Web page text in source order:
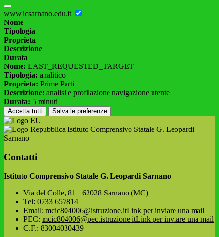
www.icsarnano.edu.it
Nome
Tipologia
Proprieta
Descrizione
Durata
Nome: LAST_REQUESTED_TARGET
Tipologia: analitico
Proprieta: Prime Parti
Descrizione: analisi e profilazione navigazione utente
Durata: 5 minuti
Accetta tutti Salva le preferenze
Istituto Comprensivo Statale G. Leopardi
Sarnano
Contatti
Istituto Comprensivo Statale G. Leopardi Sarnano
Via del Colle, 81 - 62028 Sarnano (MC)
Tel: 0733 657814
Email: mcic804006@istruzione.itLink per inviare una mail
PEC: mcic804006@pec.istruzione.itLink per inviare una mail
C.F.: 83004030439